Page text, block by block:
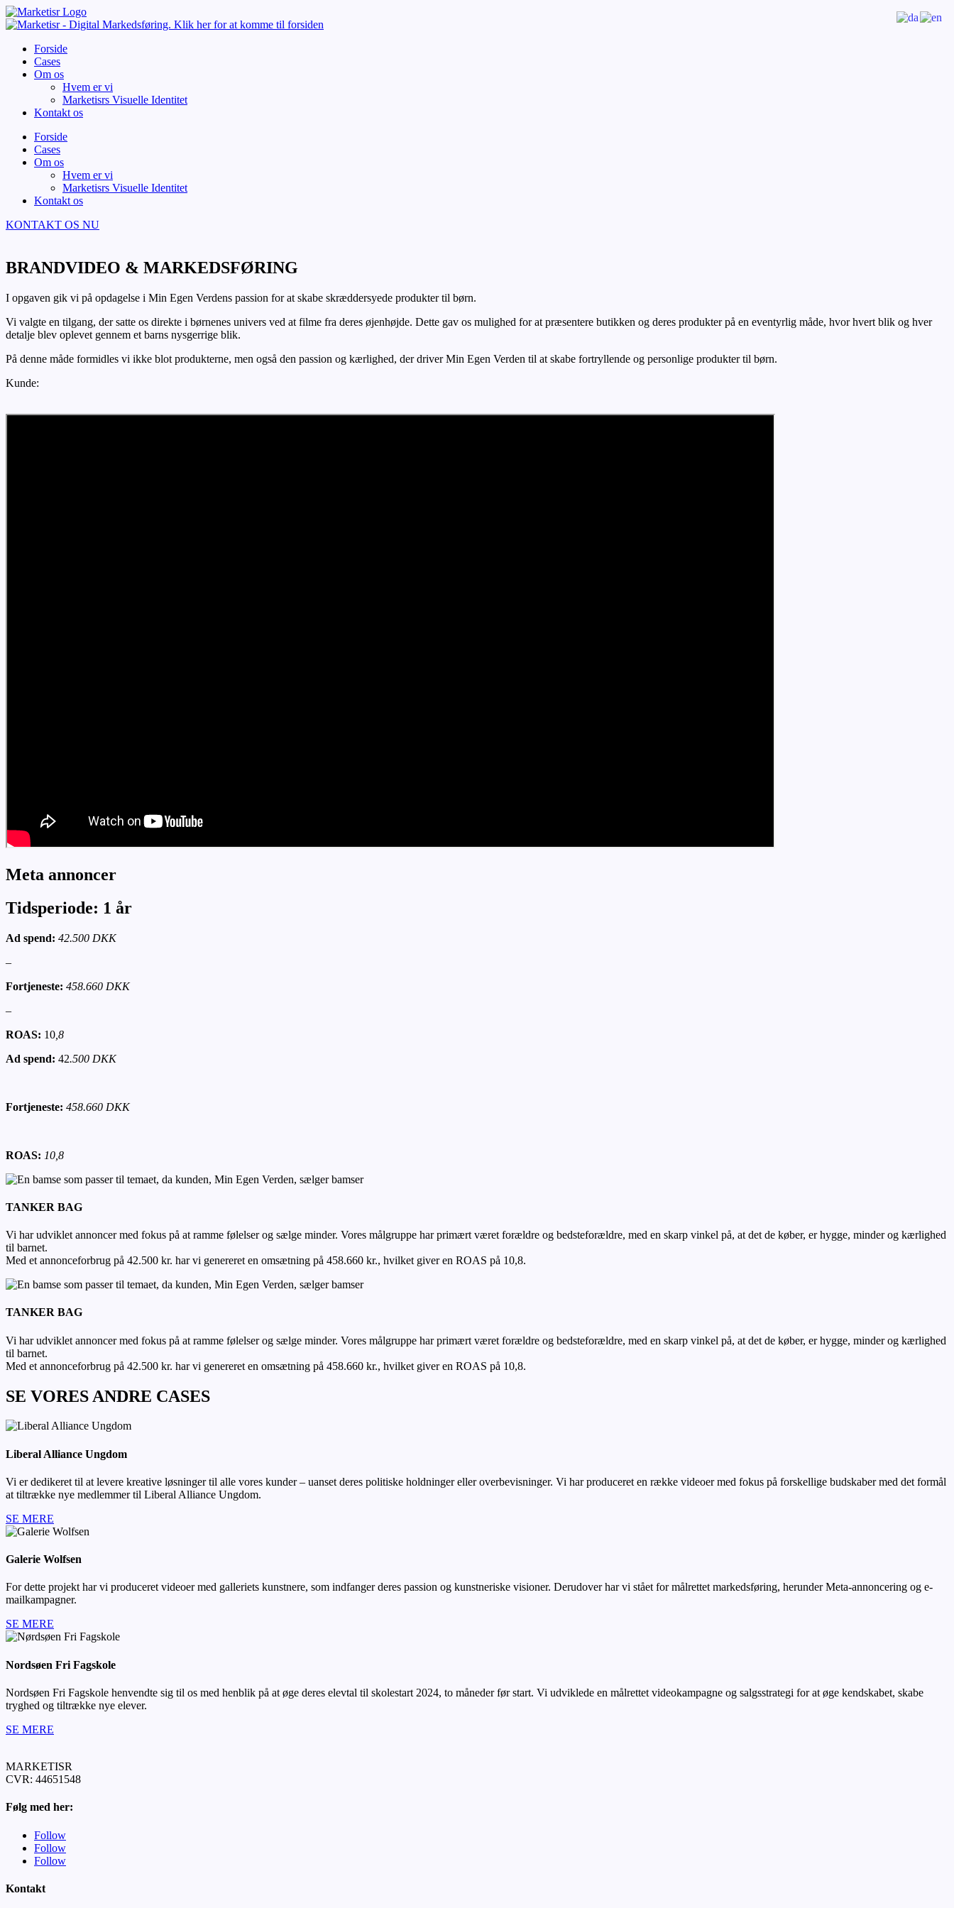
Forside
Cases
Om os
Hvem er vi
Marketisrs Visuelle Identitet
Kontakt os
Forside
Cases
Om os
Hvem er vi
Marketisrs Visuelle Identitet
Kontakt os
KONTAKT OS NU
BRANDVIDEO & MARKEDSFØRING
I opgaven gik vi på opdagelse i Min Egen Verdens passion for at skabe skræddersyede produkter til børn.
Vi valgte en tilgang, der satte os direkte i børnenes univers ved at filme fra deres øjenhøjde. Dette gav os mulighed for at præsentere butikken og deres produkter på en eventyrlig måde, hvor hvert blik og hver
detalje blev oplevet gennem et barns nysgerrige blik.
På denne måde formidles vi ikke blot produkterne, men også den passion og kærlighed, der driver Min Egen Verden til at skabe fortryllende og personlige produkter til børn.
Kunde:
Meta annoncer
Tidsperiode: 1 år
Ad spend: 42.500 DKK
–
Fortjeneste: 458.660 DKK
–
ROAS: 10 ,8
Ad spend: 42.500 DKK
Fortjeneste: 458.660 DKK
ROAS: 10,8
TANKER BAG
Vi har udviklet annoncer med fokus på at ramme følelser og sælge minder. Vores målgruppe har primært været forældre og bedsteforældre, med en skarp vinkel på, at det de køber, er hygge, minder og kærlighed
til barnet.
Med et annonceforbrug på 42.500 kr. har vi genereret en omsætning på 458.660 kr., hvilket giver en ROAS på 10,8.
TANKER BAG
Vi har udviklet annoncer med fokus på at ramme følelser og sælge minder. Vores målgruppe har primært været forældre og bedsteforældre, med en skarp vinkel på, at det de køber, er hygge, minder og kærlighed
til barnet.
Med et annonceforbrug på 42.500 kr. har vi genereret en omsætning på 458.660 kr., hvilket giver en ROAS på 10,8.
SE VORES ANDRE CASES
Liberal Alliance Ungdom
Vi er dedikeret til at levere kreative løsninger til alle vores kunder – uanset deres politiske holdninger eller overbevisninger. Vi har produceret en række videoer med fokus på forskellige budskaber med det formål
at tiltrække nye medlemmer til Liberal Alliance Ungdom.
SE MERE
Galerie Wolfsen
For dette projekt har vi produceret videoer med galleriets kunstnere, som indfanger deres passion og kunstneriske visioner. Derudover har vi stået for målrettet markedsføring, herunder Meta-annoncering og e-
mailkampagner.
SE MERE
Nordsøen Fri Fagskole
Nordsøen Fri Fagskole henvendte sig til os med henblik på at øge deres elevtal til skolestart 2024, to måneder før start. Vi udviklede en målrettet videokampagne og salgsstrategi for at øge kendskabet, skabe
tryghed og tiltrække nye elever.
SE MERE
MARKETISR
CVR: 44651548
Følg med her:
Follow
Follow
Follow
Kontakt